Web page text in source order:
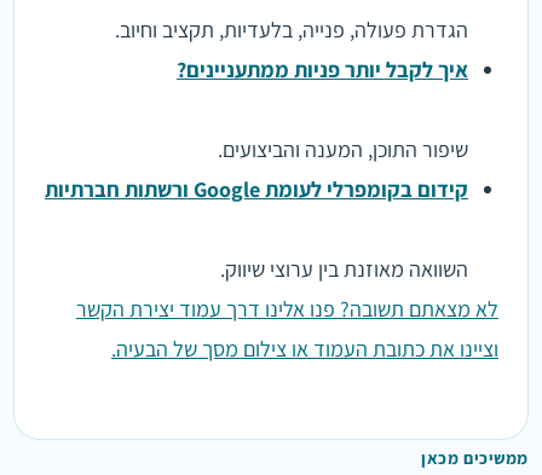
הגדרת פעולה, פנייה, בלעדיות, תקציב וחיוב.
איך לקבל יותר פניות ממתעניינים?
שיפור התוכן, המענה והביצועים.
קידום בקומפרלי לעומת Google ורשתות חברתיות
השוואה מאוזנת בין ערוצי שיווק.
לא מצאתם תשובה? פנו אלינו דרך עמוד יצירת הקשר
וציינו את כתובת העמוד או צילום מסך של הבעיה.
ממשיכים מכאן